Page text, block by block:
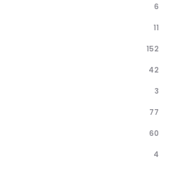
6
11
152
42
3
77
60
4